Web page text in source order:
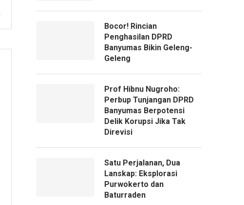
Bocor! Rincian
Penghasilan DPRD
Banyumas Bikin Geleng-
Geleng
Prof Hibnu Nugroho:
Perbup Tunjangan DPRD
Banyumas Berpotensi
Delik Korupsi Jika Tak
Direvisi
Satu Perjalanan, Dua
Lanskap: Eksplorasi
Purwokerto dan
Baturraden